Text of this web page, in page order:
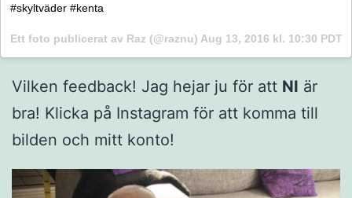
#skyltväder #kenta
Ett foto publicerat av Raz (@raznu) Aug 13, 2016 kl. 10:30 PDT
Vilken feedback! Jag hejar ju för att NI är
bra! Klicka på Instagram för att komma till
bilden och mitt konto!